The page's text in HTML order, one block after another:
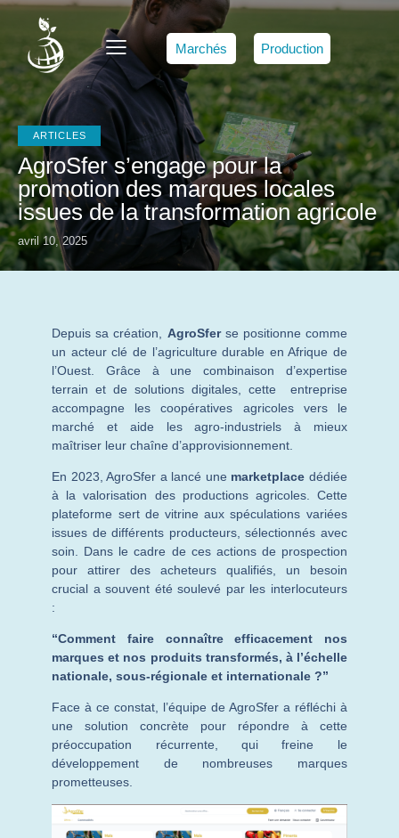
Marchés Production
ARTICLES
AgroSfer s’engage pour la
promotion des marques locales
issues de la transformation agricole
avril 10, 2025
Depuis sa création, AgroSferse positionne comme
un acteur clé de l’agriculture durable en Afrique de
l’Ouest. Grâce à une combinaison d’expertise
terrain et de solutions digitales, cette entreprise
accompagne les coopératives agricoles vers le
marché et aide les agro-industriels à mieux
maîtriser leur chaîne d’approvisionnement.
En 2023, AgroSfer a lancé une marketplace dédiée
à la valorisation des productions agricoles. Cette
plateforme sert de vitrine aux spéculations variées
issues de différents producteurs, sélectionnés avec
soin. Dans le cadre de ces actions de prospection
pour attirer des acheteurs qualifiés, un besoin
crucial a souvent été soulevé par les interlocuteurs
:
“Comment faire connaître efficacement nos
marques et nos produits transformés, à l’échelle
nationale, sous-régionale et internationale ?”
Face à ce constat, l’équipe de AgroSfer a réfléchi à
une solution concrète pour répondre à cette
préoccupation récurrente, qui freine le
développement de nombreuses marques
prometteuses.